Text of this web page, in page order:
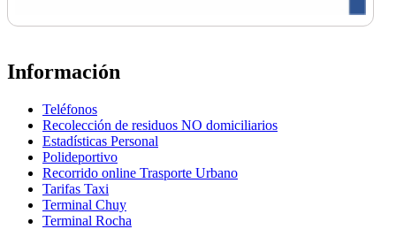
Información
Teléfonos
Recolección de residuos NO domiciliarios
Estadísticas Personal
Polideportivo
Recorrido online Trasporte Urbano
Tarifas Taxi
Terminal Chuy
Terminal Rocha